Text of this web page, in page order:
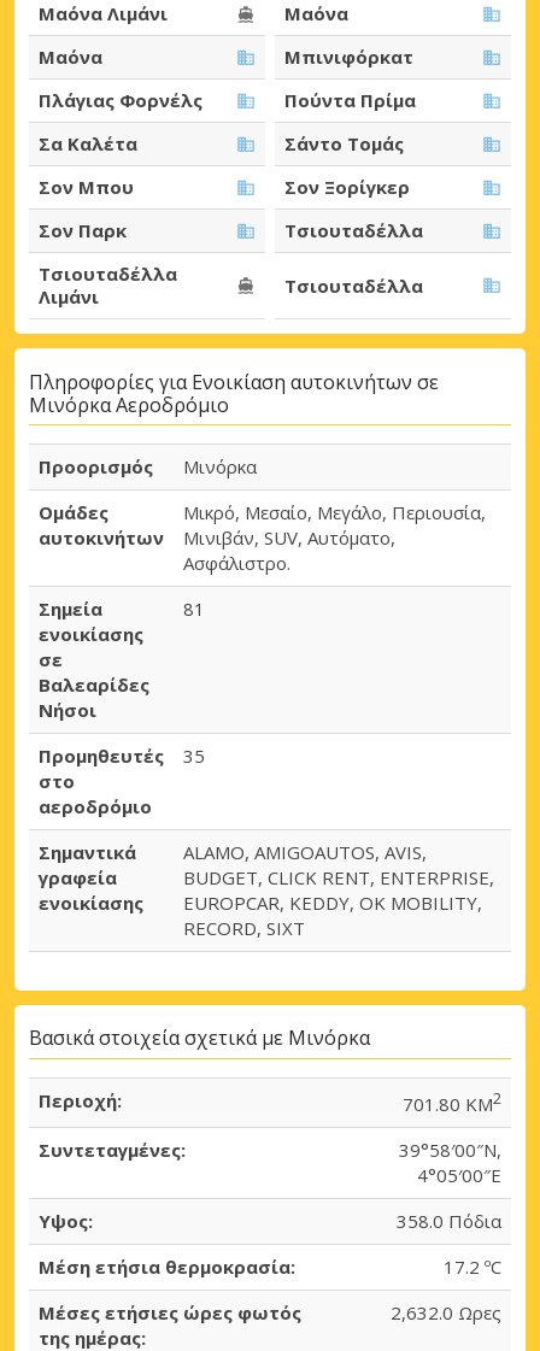
Μαόνα Λιμάνι
Μαόνα
Μαόνα
Μπινιφόρκατ
Πλάγιας Φορνέλς
Πούντα Πρίμα
Σα Καλέτα
Σάντο Τομάς
Σον Μπου
Σον Ξορίγκερ
Σον Παρκ
Τσιουταδέλλα
Τσιουταδέλλα
Λιμάνι
Τσιουταδέλλα
Πληροφορίες για Ενοικίαση αυτοκινήτων σε
Μινόρκα Αεροδρόμιο
Προορισμός
Μινόρκα
Ομάδες
αυτοκινήτων
Μικρό, Μεσαίο, Μεγάλο, Περιουσία,
Μινιβάν, SUV, Αυτόματο,
Ασφάλιστρο.
Σημεία
ενοικίασης
σε
Βαλεαρίδες
Νήσοι
81
Προμηθευτές
στο
αεροδρόμιο
35
Σημαντικά
γραφεία
ενοικίασης
ALAMO, AMIGOAUTOS, AVIS,
BUDGET, CLICK RENT, ENTERPRISE,
EUROPCAR, KEDDY, OK MOBILITY,
RECORD, SIXT
Βασικά στοιχεία σχετικά με Μινόρκα
Περιοχή: 701.80 KM2
Συντεταγμένες:
39°58′00″N,
4°05′00″E
Υψος:
358.0 Πόδια
Μέση ετήσια θερμοκρασία:
17.2 ºC
Μέσες ετήσιες ώρες φωτός
της ημέρας:
2,632.0 Ωρες